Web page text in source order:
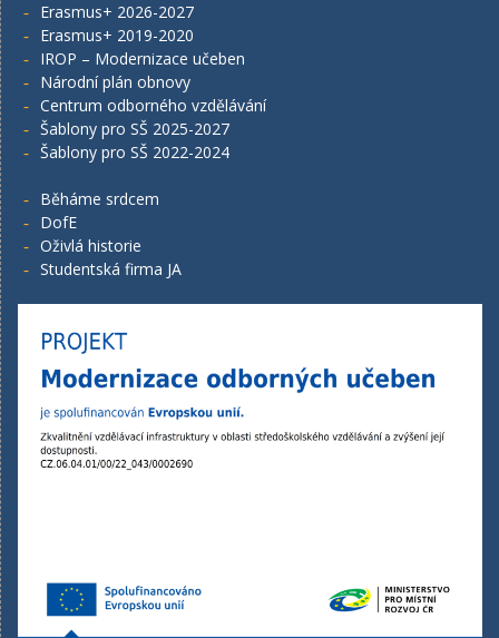
Erasmus+ 2026-2027
Erasmus+ 2019-2020
IROP – Modernizace učeben
Národní plán obnovy
Centrum odborného vzdělávání
Šablony pro SŠ 2025-2027
Šablony pro SŠ 2022-2024
Běháme srdcem
DofE
Oživlá historie
Studentská firma JA